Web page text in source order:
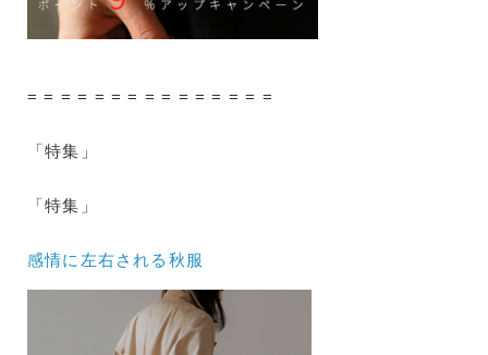
= = = = = = = = = = = = = = =
「特集」
「特集」
感情に左右される秋服